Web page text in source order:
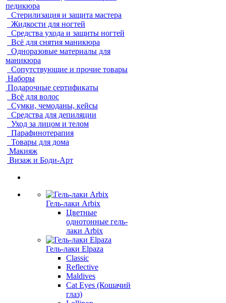
педикюра
Стерилизация и защита мастера
Жидкости для ногтей
Средства ухода и защиты ногтей
Всё для снятия маникюра
Одноразовые материалы для
маникюра
Сопутствующие и прочие товары
Наборы
Подарочные сертификаты
Всё для волос
Сумки, чемоданы, кейсы
Средства для депиляции
Уход за лицом и телом
Парафинотерапия
Товары для дома
Макияж
Визаж и Боди-Арт
Гель-лаки Arbix
Цветные
однотонные гель-
лаки Arbix
Гель-лаки Elpaza
Classic
Reflective
Maldives
Cat Eyes (Кошачий
глаз)